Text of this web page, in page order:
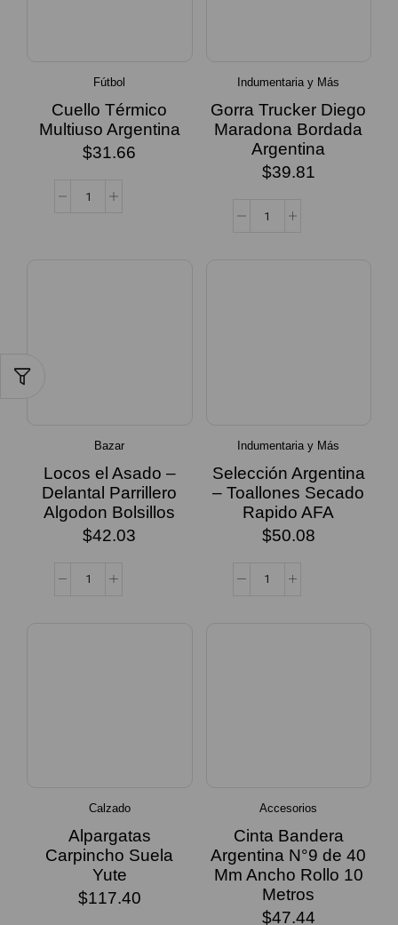
Fútbol
Cuello Térmico
Multiuso Argentina
$31.66
Indumentaria y Más
Gorra Trucker Diego
Maradona Bordada
Argentina
$39.81
Bazar
Locos el Asado –
Delantal Parrillero
Algodon Bolsillos
$42.03
Indumentaria y Más
Selección Argentina
– Toallones Secado
Rapido AFA
$50.08
Calzado
Alpargatas
Carpincho Suela
Yute
$117.40
Accesorios
Cinta Bandera
Argentina N°9 de 40
Mm Ancho Rollo 10
Metros
$47.44